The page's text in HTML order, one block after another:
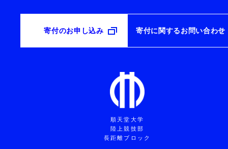
寄付のお申し込み 寄付に関するお問い合わせ
順天堂大学
陸上競技部
長距離ブロック